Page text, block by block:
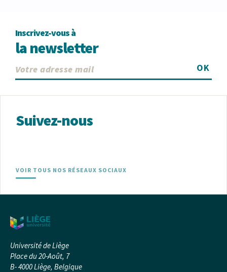
Inscrivez-vous à
la newsletter
OK
Suivez-nous
VOIR TOUS NOS RÉSEAUX SOCIAUX
Université de Liège
Place du 20-Août, 7
B- 4000 Liège, Belgique